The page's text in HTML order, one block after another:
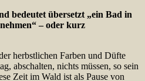
bedeutet übersetzt „ein Bad in
– oder kurz
herbstlichen Farben und Düfte
abschalten, nichts müssen, so sein
Zeit im Wald ist als Pause von